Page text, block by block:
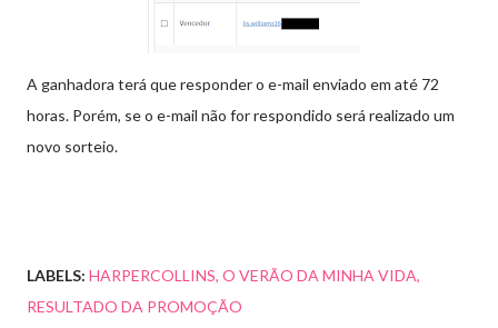
A ganhadora terá que responder o e-mail enviado em até 72
horas. Porém, se o e-mail não for respondido será realizado um
novo sorteio.
LABELS: HARPERCOLLINS O VERÃO DA MINHA VIDA
RESULTADO DA PROMOÇÃO